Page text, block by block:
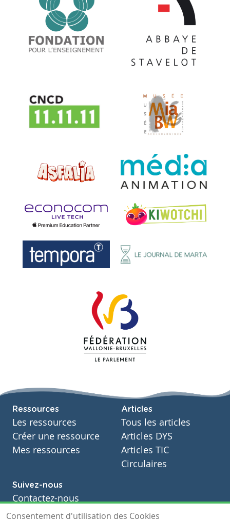
Ressources
Les ressources
Créer une ressource
Mes ressources
Articles
Tous les articles
Articles DYS
Articles TIC
Circulaires
Suivez-nous
Contactez-nous
Soutien scolaire
Consentement d'utilisation des Cookies